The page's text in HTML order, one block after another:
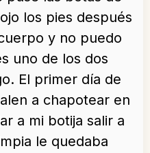
los pies después
y no puedo
uno de los dos
El primer día de
a chapotear en
a mi botija salir a
le quedaba